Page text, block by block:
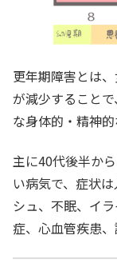
更年期障害とは
が減少すること
な身体的・精神
主に40代後半か
い病気で、症状
シュ、不眠、イ
症、心血管疾患、